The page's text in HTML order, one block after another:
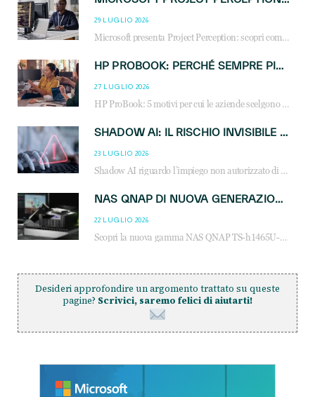
29 LUGLIO 2026
Microsoft presenta Project Perception: scopri come gli agenti AI possono trasformare cybersecurity, SOC e servizi gestiti degli MSP.
HP PROBOOK: PERCHÉ SEMPRE PIÙ AZIENDE SCELGONO NOTEBOOK PROGETTATI PER IL LAVORO MODERNO
27 LUGLIO 2026
HP ProBook: 5 motivi per cui le aziende scelgono i notebook business HP per migliorare produttività, sicurezza e gestione dell’AI.
SHADOW AI: IL RISCHIO INVISIBILE CHE LE AZIENDE POSSONO GOVERNARE
23 LUGLIO 2026
Shadow AI riguardo l’impiego non autorizzato di sistemi AI all’interno dell’azienda. E’ una pratica che si diffonde a partire dai dipendenti fino ai dirigenti e mette a repentaglio la cybersecurity, con costi più elevati per le organizzazioni. Due recenti report illustrano il fenomeno e forniscono dati in merito
NAS QNAP DI NUOVA GENERAZIONE: PIÙ PRESTAZIONI, SCALABILITÀ E PROTEZIONE DEI DATI PER LE INFRASTRUTTURE IT MODERNE
22 LUGLIO 2026
Scopri la nuova gamma NAS QNAP TS-h1465U-RP, TS-h1065eU e TS-h665U: storage aziendale con ZFS, DDR5, E1.S NVMe e connettività 2.5GbE per backup, virtualizzazione e cybersecurity.
Desideri approfondire un argomento trattato su queste
pagine? Scrivici, saremo felici di aiutarti!